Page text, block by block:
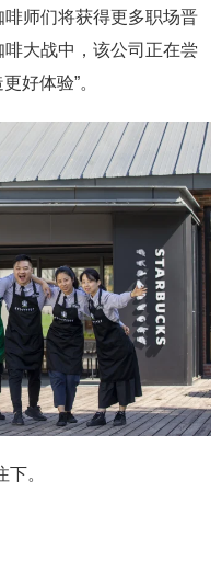
啡师们将获得更多职场晋
大战中，该公司正在尝
好体验”。
。